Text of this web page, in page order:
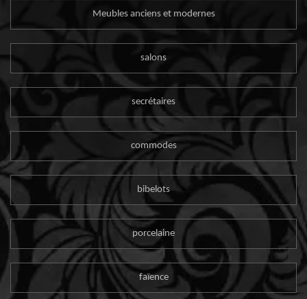
Meubles anciens et modernes
salons
secrétaires
commodes
bibelots
porcelaine
faïence